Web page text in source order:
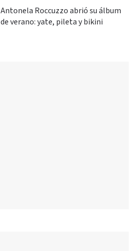
Antonela Roccuzzo abrió su álbum
de verano: yate, pileta y bikini